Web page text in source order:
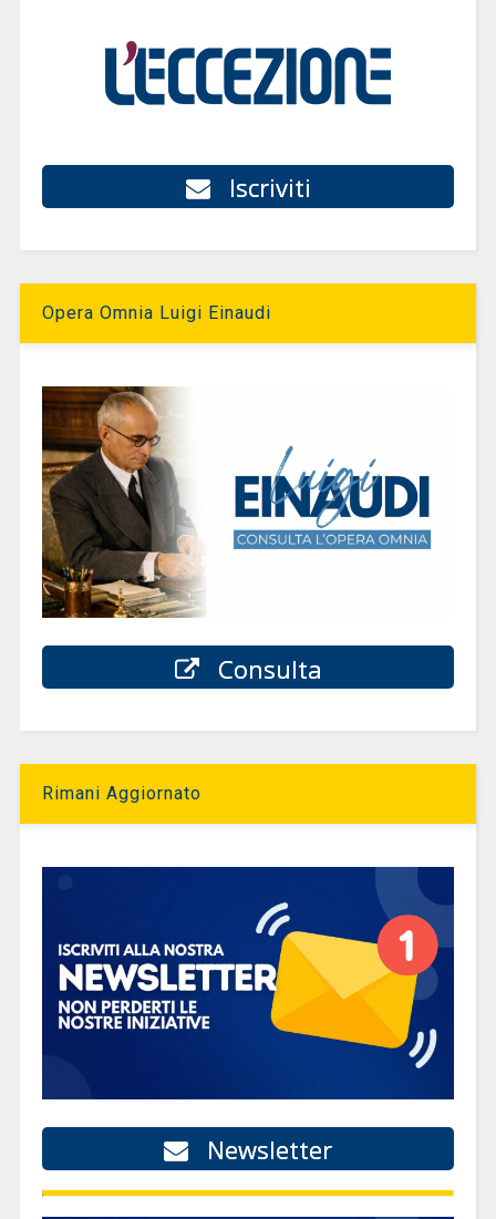
Iscriviti
Opera Omnia Luigi Einaudi
Consulta
Rimani Aggiornato
Newsletter